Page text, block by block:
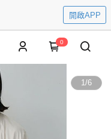
開啟APP
0
1/6